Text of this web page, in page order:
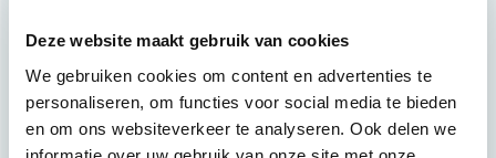
Deze website maakt gebruik van cookies
We gebruiken cookies om content en advertenties te
personaliseren, om functies voor social media te bieden
en om ons websiteverkeer te analyseren. Ook delen we
Bij welke klachten helpen steunkousen?
Hoe werkt Doff & Donner?